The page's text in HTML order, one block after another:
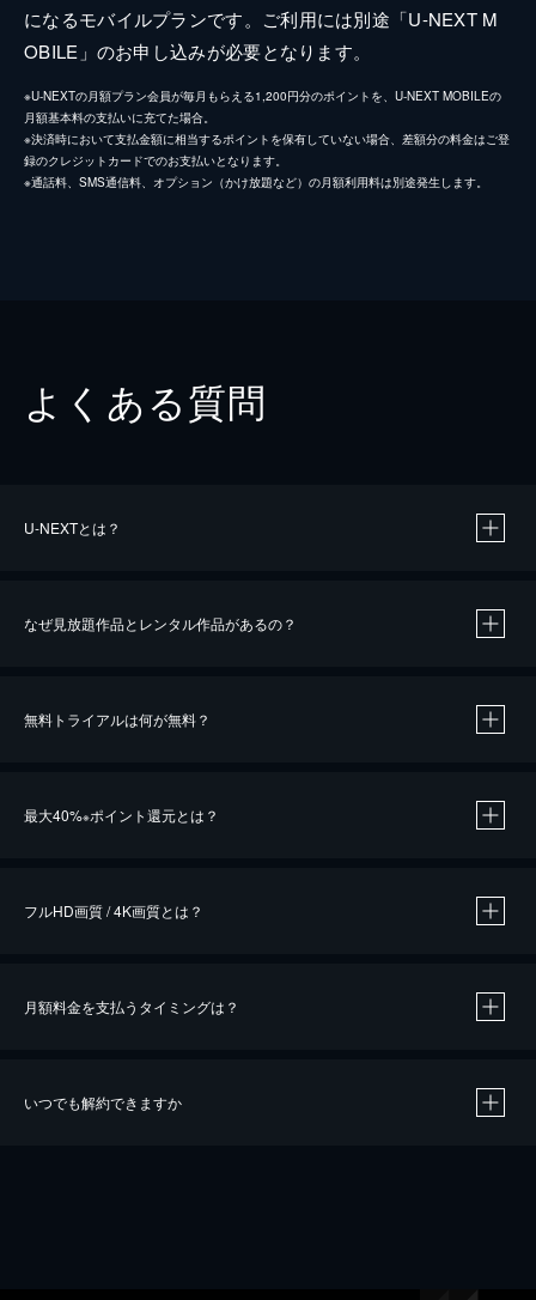
になるモバイルプランです。ご利用には別途「U-NEXT M
OBILE」のお申し込みが必要となります。
※U-NEXTの月額プラン会員が毎月もらえる1,200円分のポイントを、U-NEXT MOBILEの
月額基本料の支払いに充てた場合。
※決済時において支払金額に相当するポイントを保有していない場合、差額分の料金はご登
録のクレジットカードでのお支払いとなります。
※通話料、SMS通信料、オプション（かけ放題など）の月額利用料は別途発生します。
よくある質問
U-NEXTとは？
なぜ見放題作品とレンタル作品があるの？
無料トライアルは何が無料？
最大40%※ポイント還元とは？
※40％ポイント還元の対象は、クレジットカード決済による作品の購入 / レンタルです。
iOSアプリのUコイン決済による作品の購入 / レンタルは、20％のポイント還元です。
フルHD画質 / 4K画質とは？
月額料金を支払うタイミングは？
いつでも解約できますか